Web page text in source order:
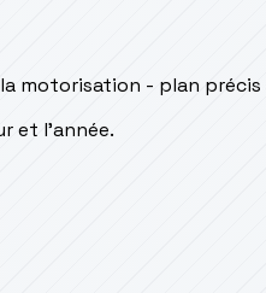
motorisation - plan
et l’année.